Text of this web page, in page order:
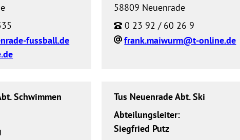
fussball.de
frank.maiwurm@t-online.de
58809 Neuenrade
0 23 92 / 60 26 9
Schwimmen Tus Neuenrade Abt. Ski
Abteilungsleiter:
Siegfried Putz